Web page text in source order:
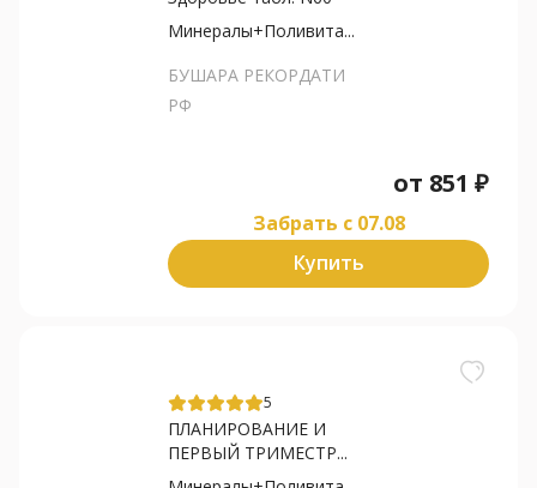
Минералы+Поливита...
БУШАРА РЕКОРДАТИ
РФ
от 851 ₽
Забрать c 07.08
Купить
5
ПЛАНИРОВАНИЕ И
ПЕРВЫЙ ТРИМЕСТР...